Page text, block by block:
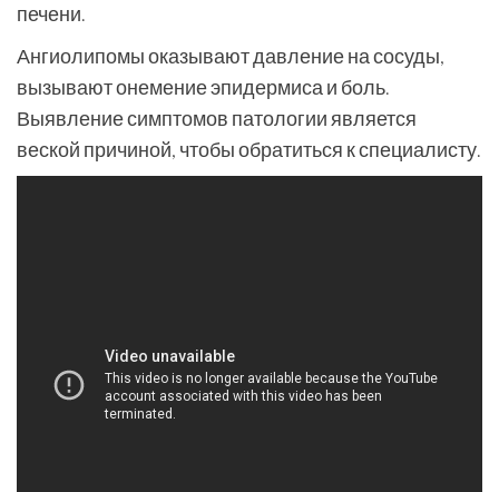
печени.
Ангиолипомы оказывают давление на сосуды,
вызывают онемение эпидермиса и боль.
Выявление симптомов патологии является
веской причиной, чтобы обратиться к специалисту.